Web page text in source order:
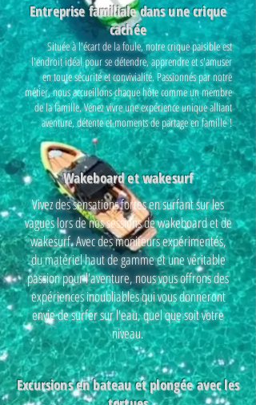
Entreprise familiale dans une crique
cachée
Située à l'écart de la foule, notre crique paisible est
l'endroit idéal pour se détendre, apprendre et s'amuser
en toute sécurité et convivialité. Passionnés par notre
métier, nous accueillons chaque hôte comme un membre
de la famille. Venez vivre une expérience unique alliant
aventure, détente et moments de partage en famille !
Wakeboard et wakesurf
Vivez des sensations fortes en surfant sur les
vagues lors de nos sessions de wakeboard et de
wakesurf. Avec des moniteurs expérimentés,
du matériel haut de gamme et une véritable
passion pour l'aventure, nous vous offrons des
expériences inoubliables qui vous donneront
envie de surfer sur l'eau, quel que soit votre
niveau.
Excursions en bateau et plongée avec les